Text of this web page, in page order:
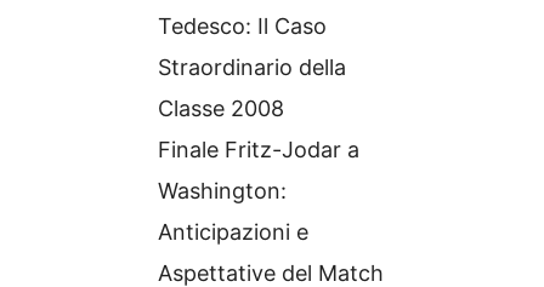
Tedesco: Il Caso
Straordinario della
Classe 2008
Finale Fritz-Jodar a
Washington:
Anticipazioni e
Aspettative del Match